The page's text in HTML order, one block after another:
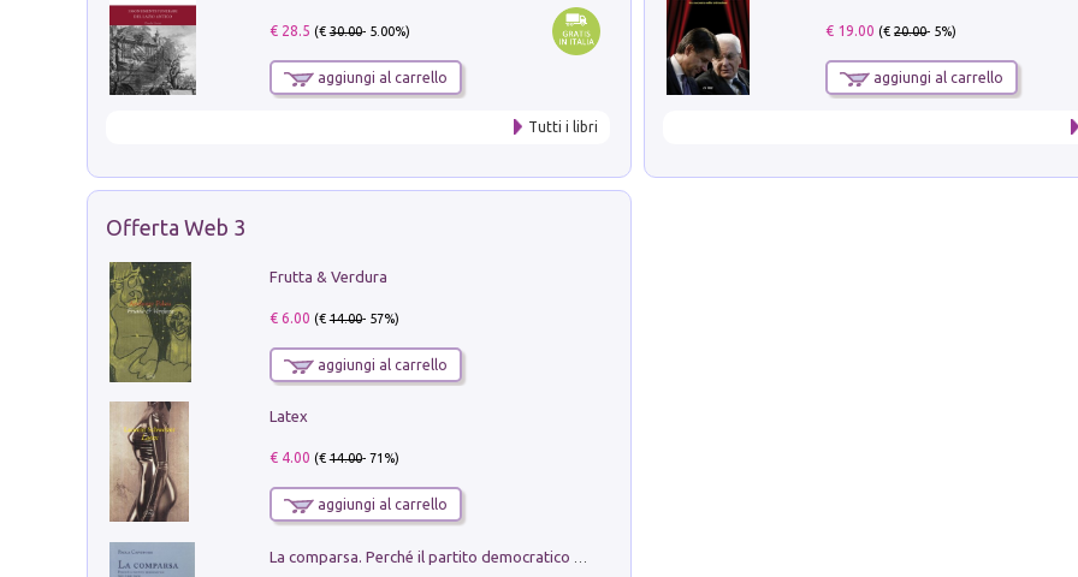
€ 28.5 (€30.00- 5.00%)
aggiungi al carrello
Tutti i libri
€ 19.00 (€20.00- 5%)
aggiungi al carrello
Offerta Web 3
Frutta & Verdura
€ 6.00 (€14.00- 57%)
aggiungi al carrello
Latex
€ 4.00 (€14.00- 71%)
aggiungi al carrello